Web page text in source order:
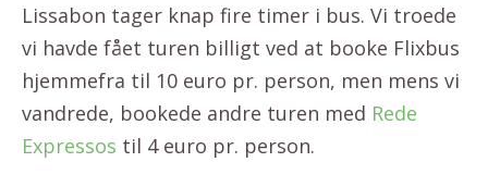
Lissabon tager knap fire timer i bus. Vi troede
vi havde fået turen billigt ved at booke Flixbus
hjemmefra til 10 euro pr. person, men mens vi
vandrede, bookede andre turen med Rede
Expressos til 4 euro pr. person.